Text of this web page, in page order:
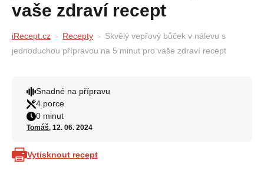
vaše zdraví recept
iRecept.cz Recepty
Skvělý vepřový bůček v nálevu s
jednoduchou přípravou na 5 minut pro vaše zdraví recept
Snadné na přípravu
4 porce
0 minut
Tomáš, 12. 06. 2024
Vytisknout recept